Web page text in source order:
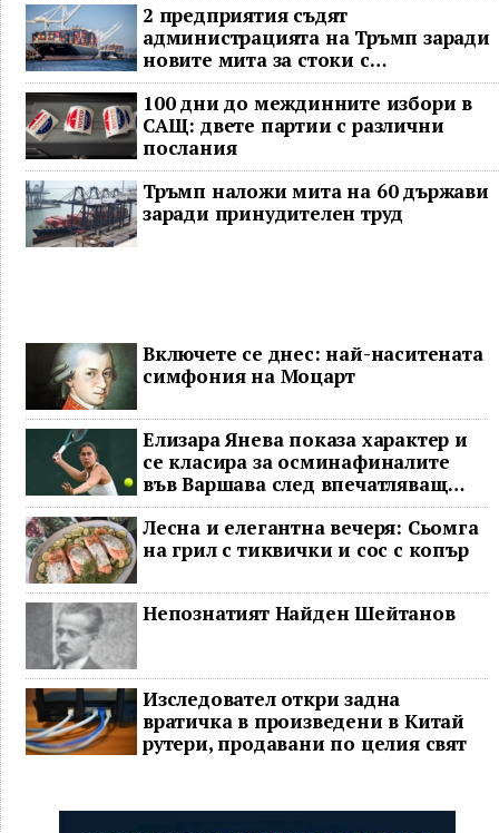
2 предприятия съдят
администрацията на Тръмп заради
новите мита за стоки с
принудителен труд
100 дни до междинните избори в
САЩ: двете партии с различни
послания
Тръмп наложи мита на 60 държави
заради принудителен труд
Включете се днес: най-наситената
симфония на Моцарт
Елизара Янева показа характер и
се класира за осминафиналите
във Варшава след впечатляващ
обрат
Лесна и елегантна вечеря: Сьомга
на грил с тиквички и сос с копър
Непознатият Найден Шейтанов
Изследовател откри задна
вратичка в произведени в Китай
рутери, продавани по целия свят